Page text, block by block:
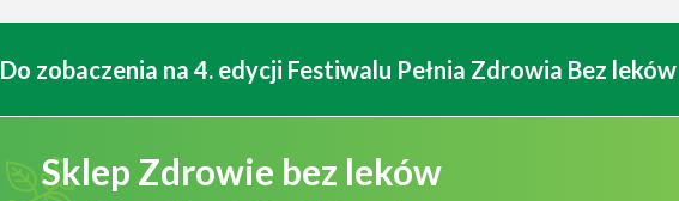
Do zobaczenia na 4. edycji Festiwalu Pełnia Zdrowia Bez
Sklep Zdrowie bez leków